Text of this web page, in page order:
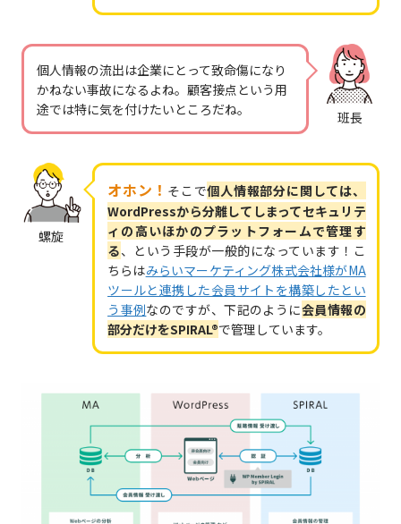
班長
個人情報の流出は企業にとって致命傷になり
かねない事故になるよね。顧客接点という用
途では特に気を付けたいところだね。
螺旋
オホン！ そこで個人情報部分に関しては、
WordPressから分離してしまってセキュリテ
ィの高いほかのプラットフォームで管理す
る、という手段が一般的になっています！こ
ちらはみらいマーケティング株式会社様がMA
ツールと連携した会員サイトを構築したとい
う事例なのですが、下記のように会員情報の
部分だけをSPIRAL®で管理しています。